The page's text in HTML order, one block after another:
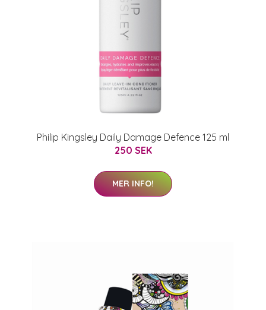
Philip Kingsley Daily Damage Defence 125 ml
250 SEK
MER INFO!